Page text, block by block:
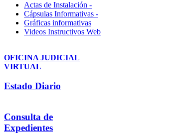
Actas de Instalación -
Cápsulas Informativas -
Gráficas informativas
Videos Instructivos Web
OFICINA JUDICIAL
VIRTUAL
Estado Diario
Consulta de
Expedientes